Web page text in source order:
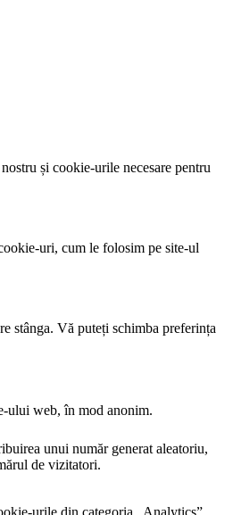
și cookie-urile necesare pentru
uri, cum le folosim pe site-ul
stânga. Vă puteți schimba preferința
ului web, în ​​mod anonim.
unui număr generat aleatoriu,
de vizitatori.